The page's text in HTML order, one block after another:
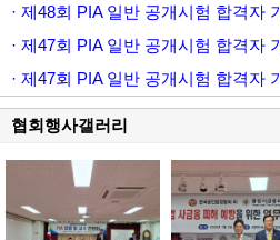
· 제48회 PIA 일반 공개시험 합격자
· 제47회 PIA 일반 공개시험 합격자
· 제47회 PIA 일반 공개시험 합격자
협회행사갤러리